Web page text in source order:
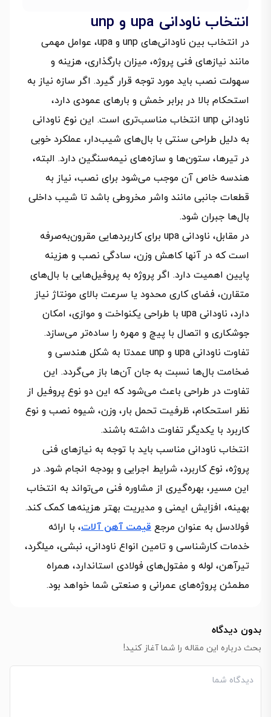
انتخاب ناودانی upa و unp
در انتخاب بین ناودانی‌های unp و upa، عوامل مهمی
مانند نیازهای فنی پروژه، میزان بارگذاری، هزینه و
سهولت نصب باید مورد توجه قرار گیرد. اگر سازه نیاز به
استحکام بالا در برابر خمش و بارهای عمودی دارد،
ناودانی unp انتخاب مناسب‌تری است. این نوع ناودانی
به دلیل طراحی سنتی با بال‌های شیب‌دار، عملکرد خوبی
در تیرها، ستون‌ها و سازه‌های نیمه‌سنگین دارد. البته،
هندسه خاص آن موجب می‌شود برای نصب، نیاز به
قطعات جانبی مانند واشر مخروطی باشد تا شیب داخلی
بال‌ها جبران شود.
در مقابل، ناودانی upa برای کاربردهایی مقرون‌به‌صرفه
است که در آنها کاهش وزن، سادگی نصب و هزینه
پایین اهمیت دارد. اگر پروژه به پروفیل‌هایی با بال‌های
متقارن، فضای کاری محدود یا سرعت بالای مونتاژ نیاز
دارد، ناودانی upa با طراحی یکنواخت و موازی، امکان
جوشکاری و اتصال با پیچ و مهره را ساده‌تر می‌سازد.
تفاوت ناودانی upa و unp عمدتا به شکل هندسی و
ضخامت بال‌ها نسبت به جان آن‌ها باز می‌گردد. این
تفاوت در طراحی باعث می‌شود که این دو نوع پروفیل از
نظر استحکام، ظرفیت تحمل بار، وزن، شیوه نصب و نوع
کاربرد با یکدیگر تفاوت داشته باشند.
انتخاب ناودانی مناسب باید با توجه به نیازهای فنی
پروژه، نوع کاربرد، شرایط اجرایی و بودجه انجام شود. در
این مسیر، بهره‌گیری از مشاوره فنی می‌تواند به انتخاب
بهینه، افزایش ایمنی و مدیریت بهتر هزینه‌ها کمک کند.
فولادسل به عنوان مرجع قیمت آهن آلات، با ارائه
خدمات کارشناسی و تامین انواع ناودانی، نبشی، میلگرد،
تیرآهن، لوله و مفتول‌های فولادی استاندارد، همراه
مطمئن پروژه‌های عمرانی و صنعتی شما خواهد بود.
بدون دیدگاه
بحث درباره این مقاله را شما آغاز کنید!